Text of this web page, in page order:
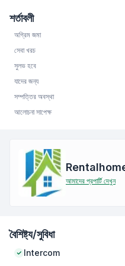
শর্তাবলী
অগ্রিম জমা
সেবা খরচ
সুলভ হবে
যাদের জন্য
সম্পত্তির অবস্থা
আলোচনা সাপেক্ষ
আমাদের প্রপার্টি দেখুন
বৈশিষ্ট্য/সুবিধা
Intercom